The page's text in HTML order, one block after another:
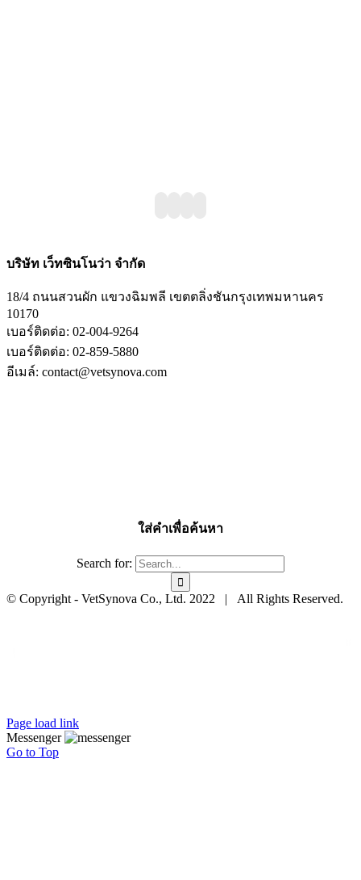
บริษัท เว็ทซินโนว่า จำกัด
18/4 ถนนสวนผัก แขวงฉิมพลี เขตตลิ่งชันกรุงเทพมหานคร
10170
เบอร์ติดต่อ: 02-004-9264
เบอร์ติดต่อ: 02-859-5880
อีเมล์: contact@vetsynova.com
ใส่คำเพื่อค้นหา
Search for:
© Copyright - VetSynova Co., Ltd. 2022 | All Rights Reserved.
Page load link
Messenger
Go to Top